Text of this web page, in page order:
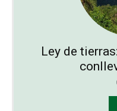
Ley de